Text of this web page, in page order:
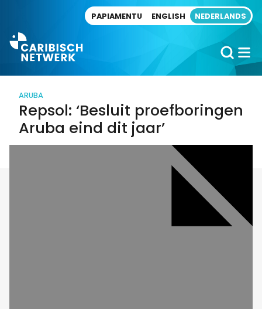
PAPIAMENTU ENGLISH NEDERLANDS
ARUBA
Repsol: ‘Besluit proefboringen
Aruba eind dit jaar’